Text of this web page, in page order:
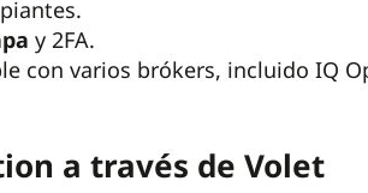
y 2FA.
con varios brókers, incluido IQ
a través de Volet